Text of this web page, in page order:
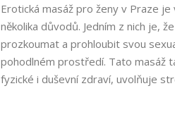
Erotická masáž pro ženy v Praze
několika důvodů. Jedním z nich je,
prozkoumat a prohloubit svou
pohodlném prostředí. Tato masáž
fyzické i duševní zdraví, uvolňuje